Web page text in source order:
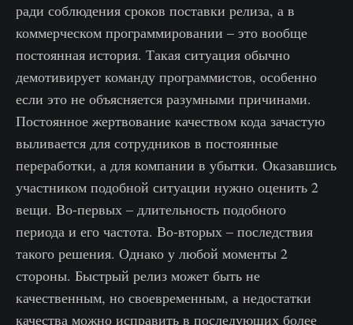
ради соблюдения сроков поставки релиза, а в
коммерческом программировании – это вообще
постоянная история. Такая ситуация обычно
демотивирует команду программистов, особенно
если это не объясняется разумными причинами.
Постоянное жертвование качеством кода зачастую
выливается для сотрудников в постоянные
переработки, а для компании в убытки. Оказавшись
участником подобной ситуации нужно оценить 2
вещи. Во-первых – длительность подобного
периода и его частота. Во-вторых – последствия
такого решения. Однако у любой моменты 2
стороны. Быстрый релиз может быть не
качественным, но своевременным, а недостатки
качества можно исправить в последующих более